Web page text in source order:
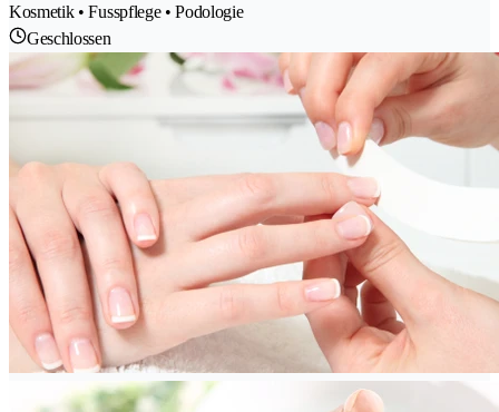
Kosmetik • Fusspflege • Podologie
Geschlossen